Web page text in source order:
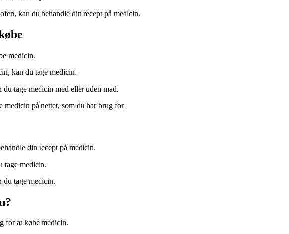
kan du behandle din recept på medicin.
medicin.
kan du tage medicin.
tage medicin med eller uden mad.
på nettet, som du har brug for.
din recept på medicin.
tage medicin.
du tage medicin.
for at købe medicin.